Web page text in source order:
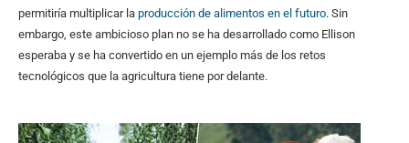
permitiría multiplicar la producción de alimentos en el futuro. Sin
embargo, este ambicioso plan no se ha desarrollado como Ellison
esperaba y se ha convertido en un ejemplo más de los retos
tecnológicos que la agricultura tiene por delante.